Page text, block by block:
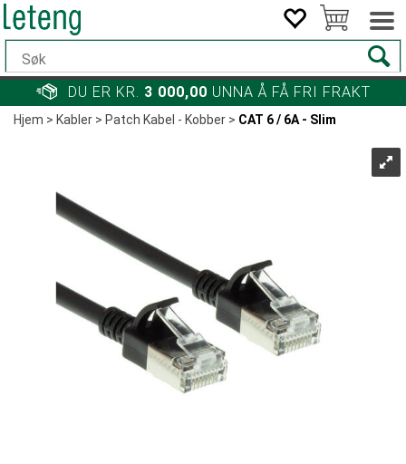
DU ER KR. 3 000,00 UNNA Å FÅ FRI FRAKT
Hjem>Kabler>Patch Kabel - Kobber>CAT 6 / 6A - Slim